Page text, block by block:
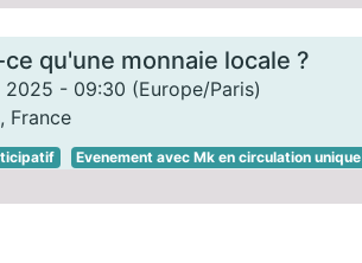
qu'une monnaie locale ?
2025 - 09:30 (Europe/Paris)
, France
Evenement avec Mk en circulation unique